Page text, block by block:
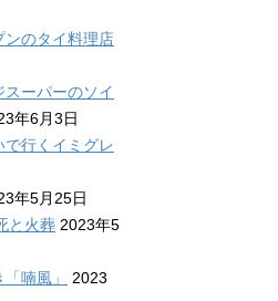
ンのタイ料理店
ーパーのソイ
年6月3日
で行くイミグレ
年5月25日
と火葬 2023年5
喃風」
2023